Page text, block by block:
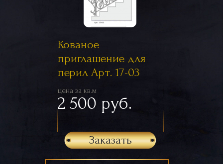
Кованое
приглашение для
перил Арт. 17-03
цена за кв.м
2 500 руб.
Заказать